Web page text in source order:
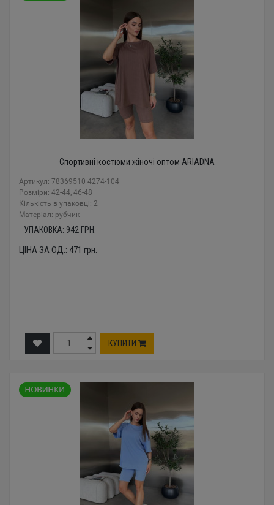
Спортивні костюми жіночі оптом ARIADNA
Артикул: 78369510 4274-104
Розміри: 42-44, 46-48
Кількість в упаковці: 2
Mатеріал: рубчик
УПАКОВКА: 942 ГРН.
ЦІНА ЗА ОД.: 471 грн.
КУПИТИ